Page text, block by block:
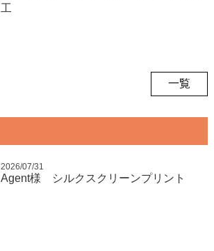
工
一覧
2026/07/31
Agent様 シルクスクリーンプリント